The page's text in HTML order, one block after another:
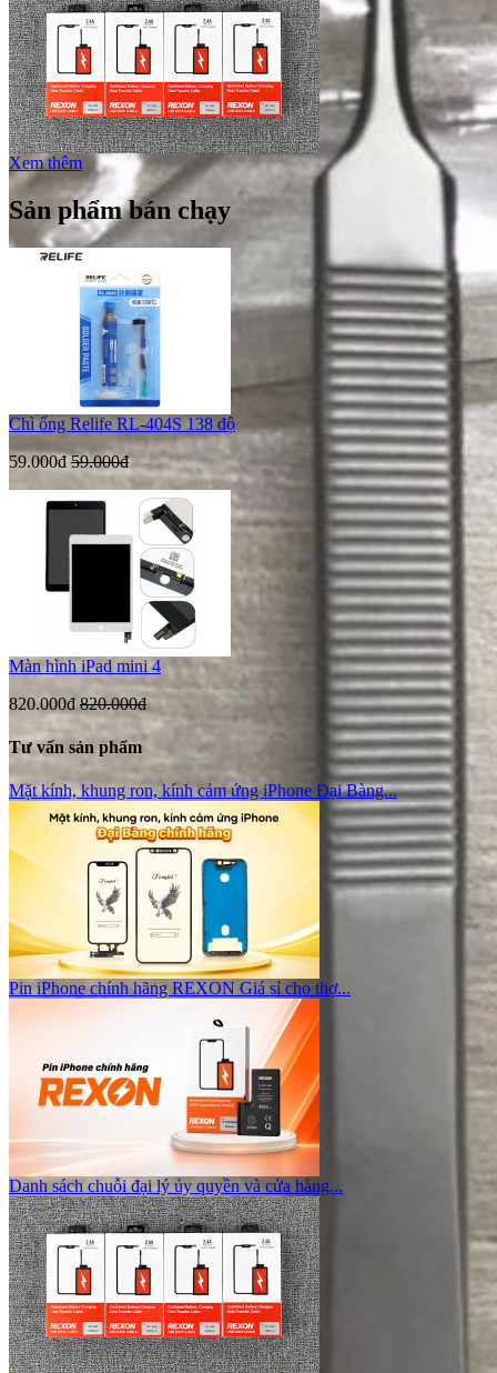
Xem thêm
Sản phẩm bán chạy
Chì ống Relife RL-404S 138 độ
59.000đ59.000đ
Màn hình iPad mini 4
820.000đ 820.000đ
Tư vấn sản phẩm
Mặt kính, khung ron, kính cảm ứng iPhone Đại Bàng...
Pin iPhone chính hãng REXON Giá sỉ cho thợ...
Danh sách chuỗi đại lý ủy quyền và cửa hàng...